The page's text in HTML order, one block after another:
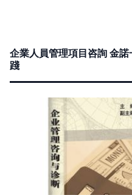
企業人員管理項目咨詢 金
踐